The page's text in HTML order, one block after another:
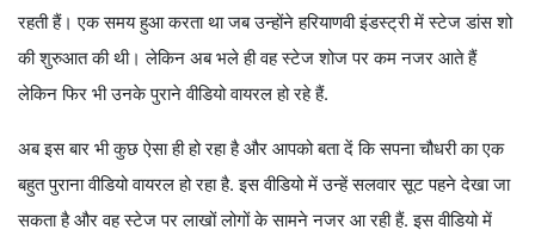
रहती हैं। एक समय हुआ करता था जब उन्होंने हरियाणवी इंडस्ट्री में स्टेज डांस शो
की शुरुआत की थी। लेकिन अब भले ही वह स्टेज शोज पर कम नजर आते हैं
लेकिन फिर भी उनके पुराने वीडियो वायरल हो रहे हैं.
अब इस बार भी कुछ ऐसा ही हो रहा है और आपको बता दें कि सपना चौधरी का एक
बहुत पुराना वीडियो वायरल हो रहा है. इस वीडियो में उन्हें सलवार सूट पहने देखा जा
सकता है और वह स्टेज पर लाखों लोगों के सामने नजर आ रही हैं. इस वीडियो में